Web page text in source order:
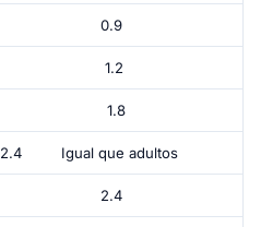
0.9
1.2
1.8
2.4 Igual que adultos
2.4